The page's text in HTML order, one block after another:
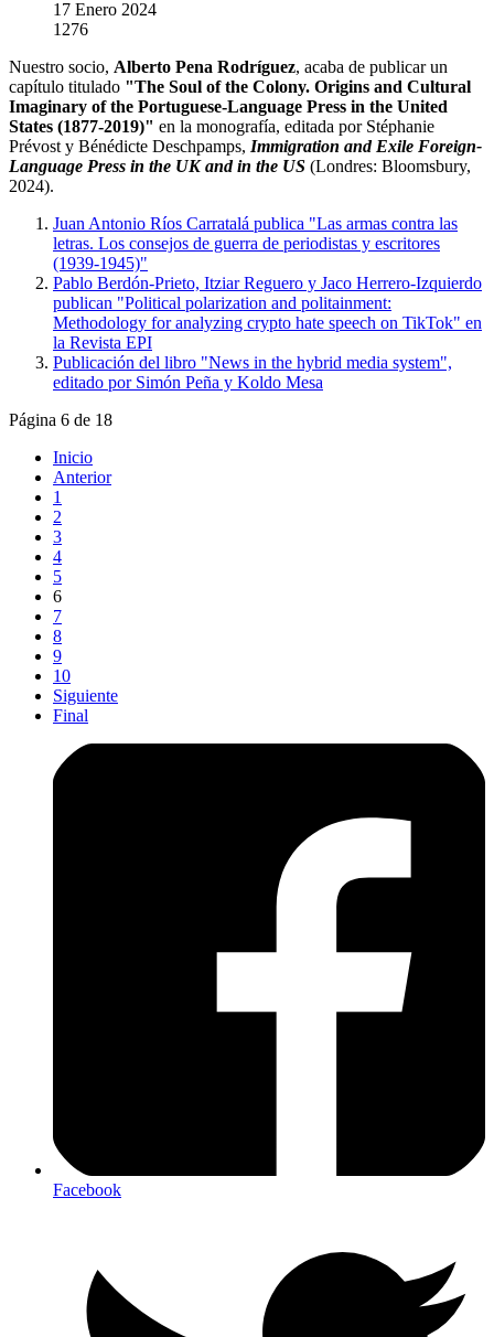
17 Enero 2024
1276
Nuestro socio, Alberto Pena Rodríguez, acaba de publicar un
capítulo titulado "The Soul of the Colony. Origins and Cultural
Imaginary of the Portuguese-Language Press in the United
States (1877-2019)" en la monografía, editada por Stéphanie
Prévost y Bénédicte Deschpamps, Immigration and Exile Foreign-
Language Press in the UK and in the US (Londres: Bloomsbury,
2024).
Juan Antonio Ríos Carratalá publica "Las armas contra las
letras. Los consejos de guerra de periodistas y escritores
(1939-1945)"
Pablo Berdón-Prieto, Itziar Reguero y Jaco Herrero-Izquierdo
publican "Political polarization and politainment:
Methodology for analyzing crypto hate speech on TikTok" en
la Revista EPI
Publicación del libro "News in the hybrid media system",
editado por Simón Peña y Koldo Mesa
Página 6 de 18
Inicio
Anterior
1
2
3
4
5
6
7
8
9
10
Siguiente
Final
Facebook